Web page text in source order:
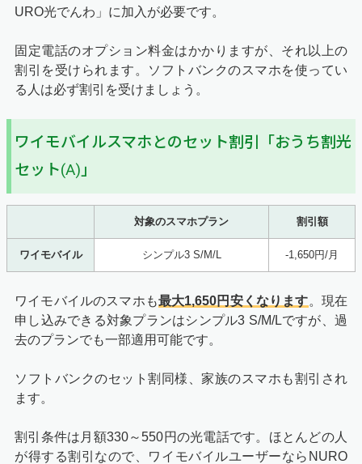
URO光でんわ」に加入が必要です。
固定電話のオプション料金はかかりますが、それ以上の
割引を受けられます。ソフトバンクのスマホを使ってい
る人は必ず割引を受けましょう。
ワイモバイルスマホとのセット割引「おうち割光
セット(A)」
対象のスマホプラン 割引額
ワイモバイル シンプル3 S/M/L -1,650円/月
ワイモバイルのスマホも最大1,650円安くなります。現在
申し込みできる対象プランはシンプル3 S/M/Lですが、過
去のプランでも一部適用可能です。
ソフトバンクのセット割同様、家族のスマホも割引され
ます。
割引条件は月額330～550円の光電話です。ほとんどの人
が得する割引なので、ワイモバイルユーザーならNURO